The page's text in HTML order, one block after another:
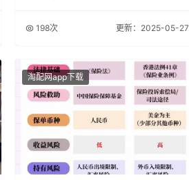
198次 更新：2025-05-27
淘配网app下载